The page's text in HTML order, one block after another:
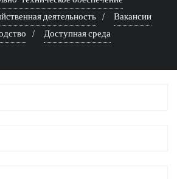
деятельность
Вакансии
Доступная среда